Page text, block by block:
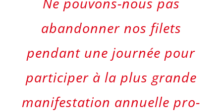
abandonner nos filets
pendant une journée pour
participer à la plus grande
manifestation annuelle pro-